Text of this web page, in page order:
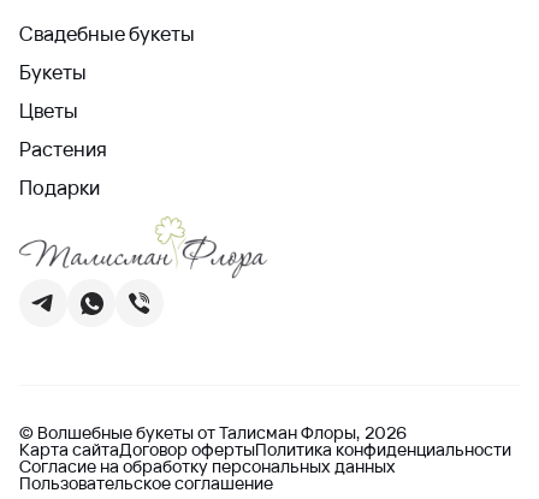
Свадебные букеты
Букеты
Цветы
Растения
Подарки
© Волшебные букеты от Талисман Флоры, 2026
Карта сайтаДоговор офертыПолитика конфиденциальности
Согласие на обработку персональных данных
Пользовательское соглашение